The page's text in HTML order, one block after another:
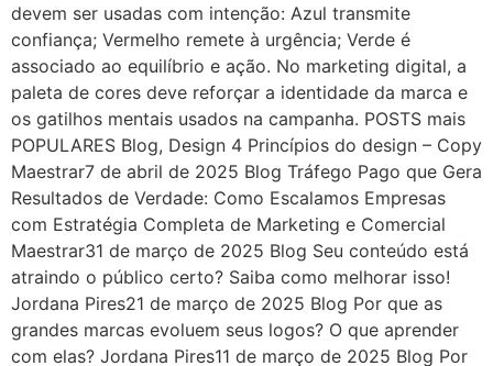
devem ser usadas com intenção: Azul transmite
confiança; Vermelho remete à urgência; Verde é
associado ao equilíbrio e ação. No marketing digital, a
paleta de cores deve reforçar a identidade da marca e
os gatilhos mentais usados na campanha. POSTS mais
POPULARES Blog, Design 4 Princípios do design – Copy
Maestrar7 de abril de 2025 Blog Tráfego Pago que Gera
Resultados de Verdade: Como Escalamos Empresas
com Estratégia Completa de Marketing e Comercial
Maestrar31 de março de 2025 Blog Seu conteúdo está
atraindo o público certo? Saiba como melhorar isso!
Jordana Pires21 de março de 2025 Blog Por que as
grandes marcas evoluem seus logos? O que aprender
com elas? Jordana Pires11 de março de 2025 Blog Por